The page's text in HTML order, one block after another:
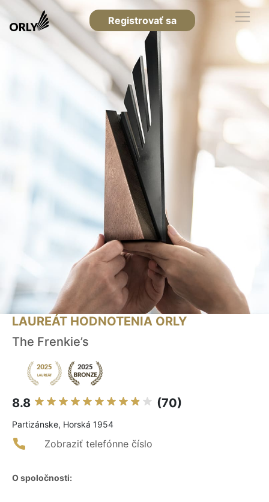
Registrovať sa
LAUREÁT HODNOTENIA ORLY
The Frenkie’s
8.8 (70)
Partizánske, Horská 1954
Zobraziť telefónne číslo
O spoločnosti: